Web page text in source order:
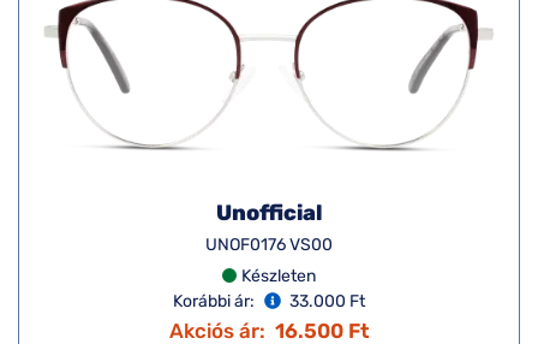
Unofficial
UNOF0176 VS00
Készleten
Korábbi ár:
33.000 Ft
Akciós ár: 16.500 Ft